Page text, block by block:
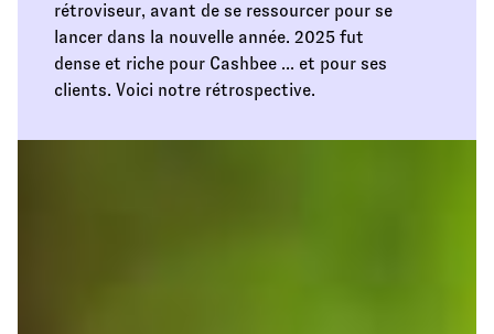
rétroviseur, avant de se ressourcer pour se
lancer dans la nouvelle année. 2025 fut
dense et riche pour Cashbee ... et pour ses
clients. Voici notre rétrospective.